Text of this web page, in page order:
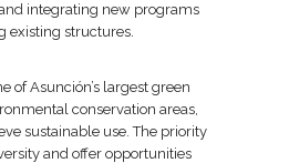
integrating new programs
existing structures.
of Asunción’s largest green
conservation areas,
sustainable use. The priority
and offer opportunities